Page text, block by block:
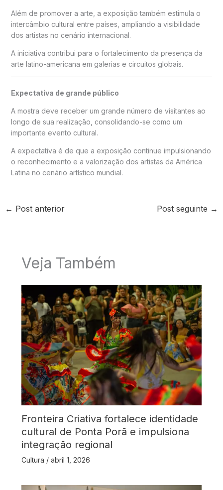
Além de promover a arte, a exposição também estimula o
intercâmbio cultural entre países, ampliando a visibilidade
dos artistas no cenário internacional.
A iniciativa contribui para o fortalecimento da presença da
arte latino-americana em galerias e circuitos globais.
Expectativa de grande público
A mostra deve receber um grande número de visitantes ao
longo de sua realização, consolidando-se como um
importante evento cultural.
A expectativa é de que a exposição continue impulsionando
o reconhecimento e a valorização dos artistas da América
Latina no cenário artístico mundial.
← Post anterior Post seguinte →
Veja Também
Fronteira Criativa fortalece identidade
cultural de Ponta Porã e impulsiona
integração regional
Cultura / abril 1, 2026